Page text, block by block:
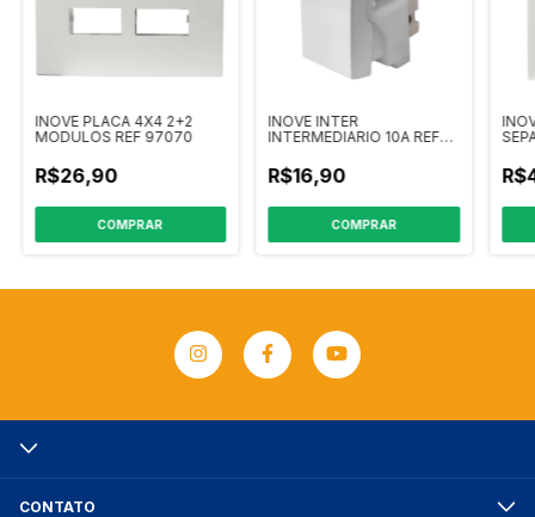
INOVE PLACA 4X4 2+2
MODULOS REF 97070
R$26,90
INOVE INTER
INTERMEDIARIO 10A REF
R$16,90
CONTATO